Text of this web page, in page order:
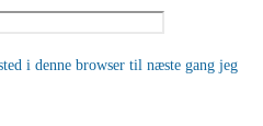
i denne browser til næste gang jeg